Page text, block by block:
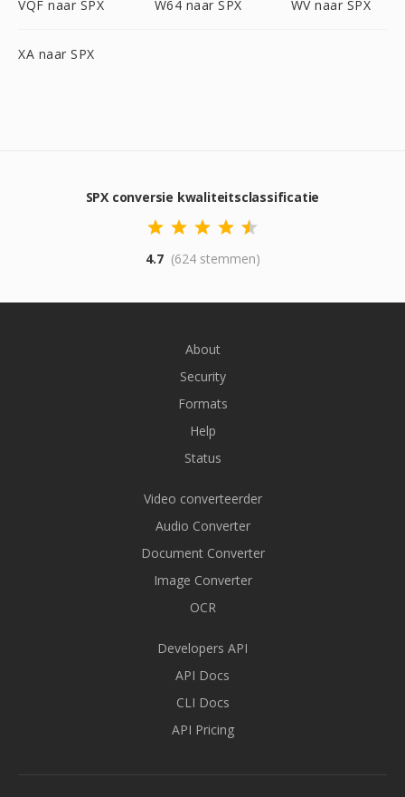
VQF naar SPX W64 naar SPX WV naar SPX
XA naar SPX
SPX conversie kwaliteitsclassificatie
4.7 (624 stemmen)
About
Security
Formats
Help
Status
Video converteerder
Audio Converter
Document Converter
Image Converter
OCR
Developers API
API Docs
CLI Docs
API Pricing